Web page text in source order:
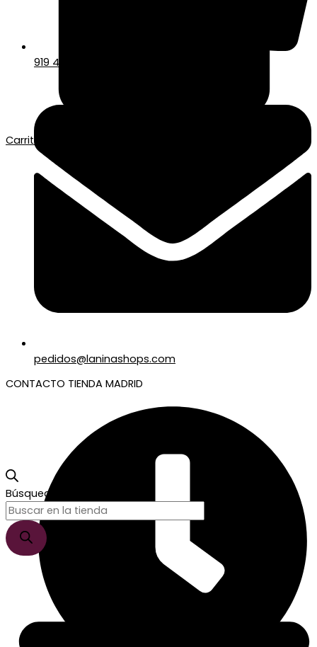
Carrito
Búsqueda de productos
919 417 678
pedidos@laninashops.com
CONTACTO TIENDA MADRID